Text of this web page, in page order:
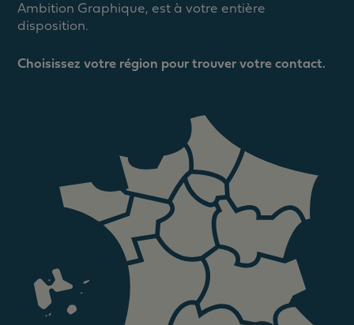
Ambition Graphique, est à votre entière
disposition.
Choisissez votre région pour trouver votre contact.